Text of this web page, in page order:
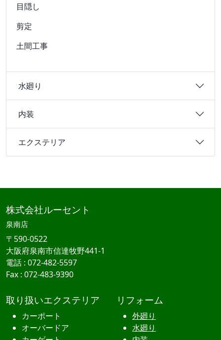
目隠し
剪定
土間工事
水廻り
内装
エクステリア
株式会社ルーセント
泉南店
〒590-0522
大阪府泉南市信達牧野441-1
電話 : 072-482-5597
Fax : 072-483-9390
取り扱いエクステリア
カーポート
オーバードア
リフォーム
外廻り
水廻り